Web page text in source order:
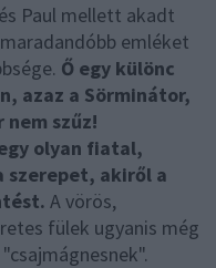
Paul mellett akadt
emléket
Ő egy különc
azaz a Sörminátor,
szűz!
olyan fiatal,
szerepet, akiről a
A vörös,
fülek ugyanis még